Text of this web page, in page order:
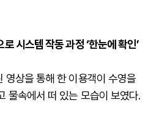
시스템 작동 과정 ‘한눈에 확인’
영상을 통해 한 이용객이 수영을
물속에서 떠 있는 모습이 보였다.